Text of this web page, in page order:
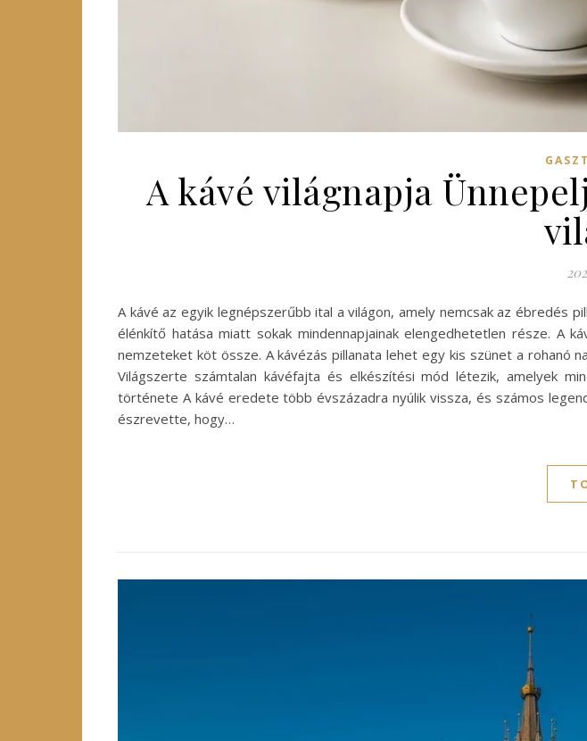
A kávé világnapja
A kávé az egyik legnépszerűbb ital a világon, amely nemcsak az ébredés
élénkítő hatása miatt sokak mindennapjainak elengedhetetlen része. A
nemzeteket köt össze. A kávézás pillanata lehet egy kis szünet a rohanó
Világszerte számtalan kávéfajta és elkészítési mód létezik, amelyek
története A kávé eredete több évszázadra nyúlik vissza, és számos
észrevette, hogy…